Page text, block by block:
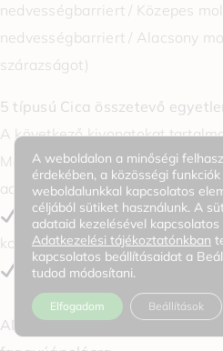
nedvességbarriert / Közepes
nedvességbarriert / Alacsony
szárazságot)
5 típusú Cica összetevő
A következő kivonatokat
Madecassoside, Madecassic
acid.
Elősegíti a bőr gyors
kollagéntermelést.
Csökkenti a bőrirritációt és
ANTI SEBUM
A weboldalon a minőségi
érdekében, a közösségi
weboldalunkkal kapcsolatos
céljából sütiket használunk. A
adataid kezelésével
Adatkezelési tájékoztatónkban
kapcsolatos beállításaidat a
tudod módosítani.
Elfogadom Beállítások